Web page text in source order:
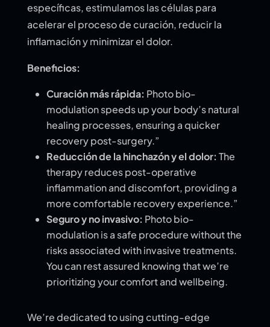
específicas, estimulamos las células para
acelerar el proceso de curación, reducir la
inflamación y minimizar el dolor.
Beneficios:
Curación más rápida: Photo bio-
modulation speeds up your body’s natural
healing processes, ensuring a quicker
recovery post-surgery.”
Reducción de la hinchazón y el dolor: The
therapy reduces post-operative
inflammation and discomfort, providing a
more comfortable recovery experience.”
Seguro y no invasivo: Photo bio-
modulation is a safe procedure without the
risks associated with invasive treatments.
You can rest assured knowing that we’re
prioritizing your comfort and wellbeing.
We’re dedicated to using cutting-edge